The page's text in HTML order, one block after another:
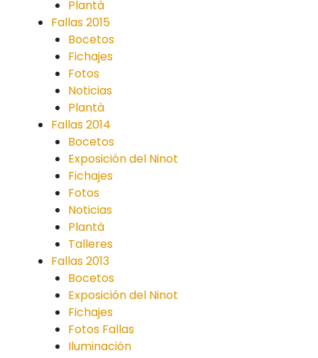
Plantà
Fallas 2015
Bocetos
Fichajes
Fotos
Noticias
Plantà
Fallas 2014
Bocetos
Exposición del Ninot
Fichajes
Fotos
Noticias
Plantà
Talleres
Fallas 2013
Bocetos
Exposición del Ninot
Fichajes
Fotos Fallas
Iluminación